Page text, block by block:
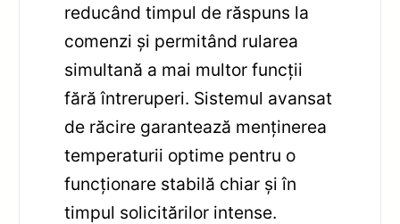
reducând timpul de răspuns la
comenzi și permitând rularea
simultană a mai multor funcții
fără întreruperi. Sistemul avansat
de răcire garantează menținerea
temperaturii optime pentru o
funcționare stabilă chiar și în
timpul solicitărilor intense.